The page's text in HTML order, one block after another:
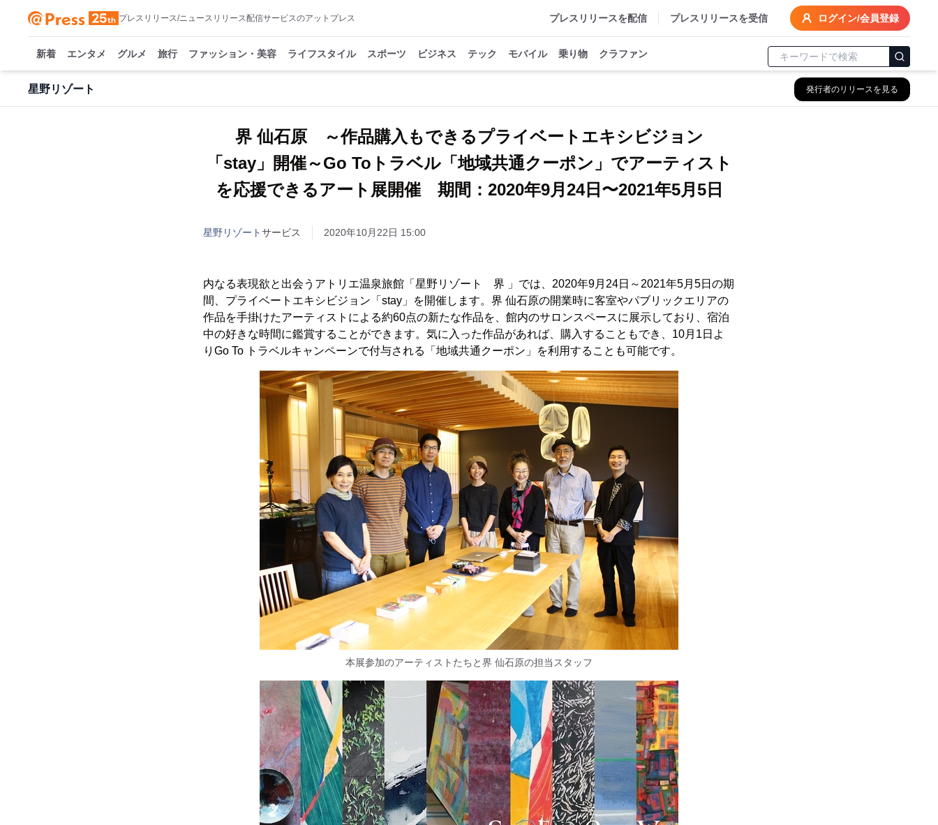
プレスリリース/ニュースリリース配信サービスのアットプレス プレスリリースを配信 プレスリリースを受信 ログイン/会員登録
新着 エンタメ グルメ 旅行 ファッション・美容 ライフスタイル スポーツ ビジネス テック モバイル 乗り物 クラファン
星野リゾート 発行者のリリースを見る
界 仙石原 ～作品購入もできるプライベートエキシビジョン
「stay」開催～Go Toトラベル「地域共通クーポン」でアーティスト
を応援できるアート展開催 期間：2020年9月24日〜2021年5月5日
星野リゾートサービス 2020年10月22日 15:00
内なる表現欲と出会うアトリエ温泉旅館「星野リゾート 界 」では、2020年9月24日～2021年5月5日の期
間、プライベートエキシビジョン「stay」を開催します。界 仙石原の開業時に客室やパブリックエリアの
作品を手掛けたアーティストによる約60点の新たな作品を、館内のサロンスペースに展示しており、宿泊
中の好きな時間に鑑賞することができます。気に入った作品があれば、購入することもでき、10月1日よ
りGo To トラベルキャンペーンで付与される「地域共通クーポン」を利用することも可能です。
本展参加のアーティストたちと界 仙石原の担当スタッフ